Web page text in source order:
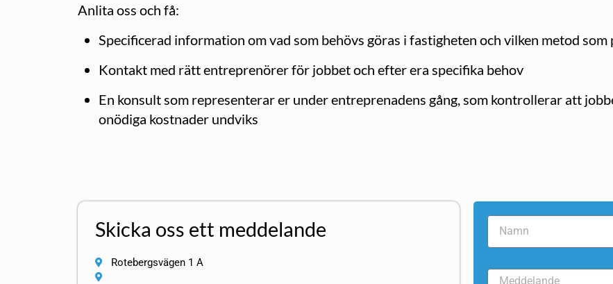
Anlita oss och få:
Specificerad information om vad som behövs göras i fastigheten och vilken metod
Kontakt med rätt entreprenörer för jobbet och efter era specifika behov
En konsult som representerar er under entreprenadens gång, som kontrollerar att
onödiga kostnader undviks
Skicka oss ett meddelande
Rotebergsvägen 1 A